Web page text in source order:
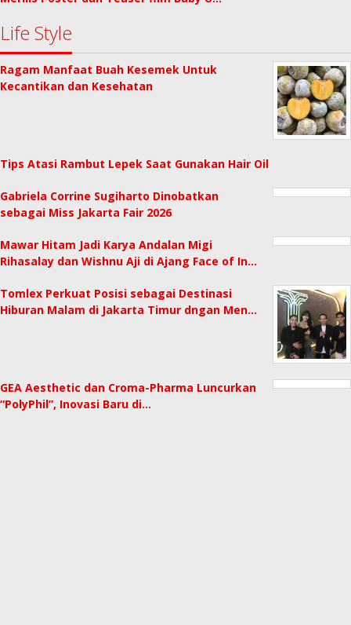
Life Style
Ragam Manfaat Buah Kesemek Untuk
Kecantikan dan Kesehatan
Tips Atasi Rambut Lepek Saat Gunakan Hair Oil
Gabriela Corrine Sugiharto Dinobatkan
sebagai Miss Jakarta Fair 2026
Mawar Hitam Jadi Karya Andalan Migi
Rihasalay dan Wishnu Aji di Ajang Face of In…
Tomlex Perkuat Posisi sebagai Destinasi
Hiburan Malam di Jakarta Timur dngan Men…
GEA Aesthetic dan Croma-Pharma Luncurkan
“PolyPhil”, Inovasi Baru di…